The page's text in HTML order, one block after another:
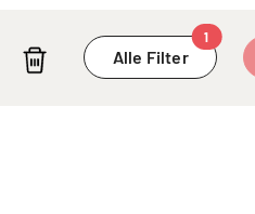
Alle Filter
1